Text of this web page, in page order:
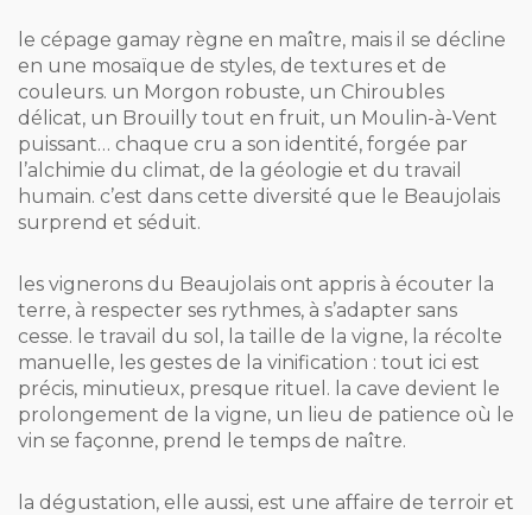
le cépage gamay règne en maître, mais il se décline
en une mosaïque de styles, de textures et de
couleurs. un Morgon robuste, un Chiroubles
délicat, un Brouilly tout en fruit, un Moulin-à-Vent
puissant… chaque cru a son identité, forgée par
l’alchimie du climat, de la géologie et du travail
humain. c’est dans cette diversité que le Beaujolais
surprend et séduit.
les vignerons du Beaujolais ont appris à écouter la
terre, à respecter ses rythmes, à s’adapter sans
cesse. le travail du sol, la taille de la vigne, la récolte
manuelle, les gestes de la vinification : tout ici est
précis, minutieux, presque rituel. la cave devient le
prolongement de la vigne, un lieu de patience où le
vin se façonne, prend le temps de naître.
la dégustation, elle aussi, est une affaire de terroir et